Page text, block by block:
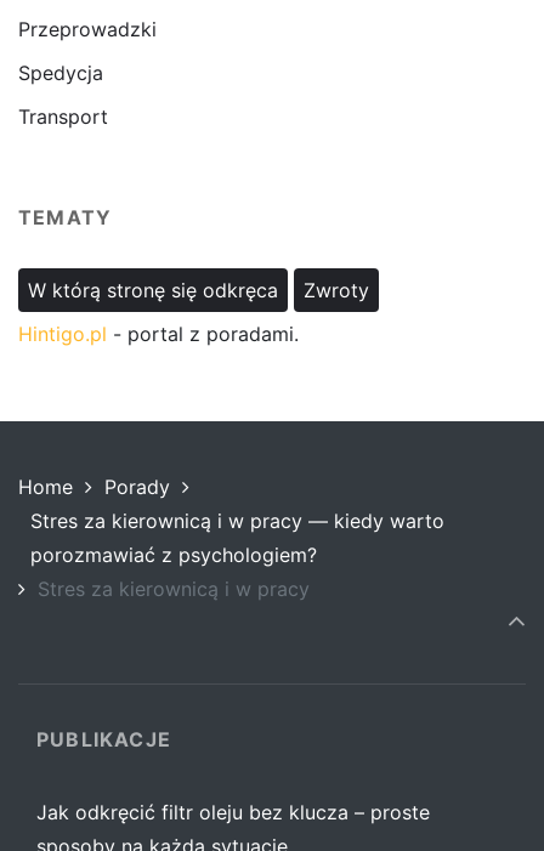
Przeprowadzki
Spedycja
Transport
TEMATY
W którą stronę się odkręca
Zwroty
Hintigo.pl - portal z poradami.
Home
Porady
Stres za kierownicą i w pracy — kiedy warto
porozmawiać z psychologiem?
Stres za kierownicą i w pracy
PUBLIKACJE
Jak odkręcić filtr oleju bez klucza – proste
sposoby na każdą sytuację